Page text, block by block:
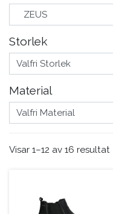
Storlek
Material
Visar 1–12 av 16 resultat